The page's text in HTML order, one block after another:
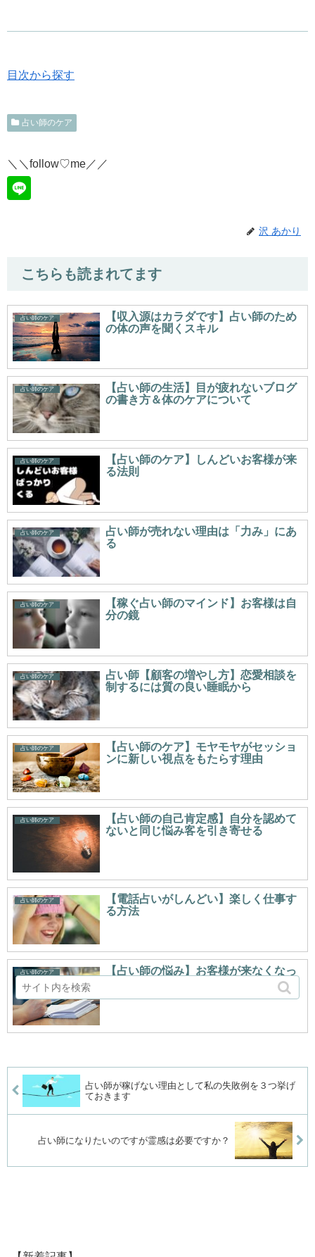
目次から探す
占い師のケア
＼＼follow♡me／／
沢 あかり
こちらも読まれてます
占い師のケア
【収入源はカラダです】占い師のため
の体の声を聞くスキル
占い師のケア
【占い師の生活】目が疲れないブログ
の書き方＆体のケアについて
占い師のケア
【占い師のケア】しんどいお客様が来
る法則
占い師のケア
占い師が売れない理由は「力み」にあ
る
占い師のケア
【稼ぐ占い師のマインド】お客様は自
分の鏡
占い師のケア
占い師【顧客の増やし方】恋愛相談を
制するには質の良い睡眠から
占い師のケア
【占い師のケア】モヤモヤがセッショ
ンに新しい視点をもたらす理由
占い師のケア
【占い師の自己肯定感】自分を認めて
ないと同じ悩み客を引き寄せる
占い師のケア
【電話占いがしんどい】楽しく仕事す
る方法
占い師のケア
【占い師の悩み】お客様が来なくなっ
占い師が稼げない理由として私の失敗例を３つ挙げ
ておきます
占い師になりたいのですが霊感は必要ですか？